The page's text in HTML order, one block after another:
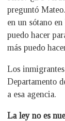
preguntó
en un sótano
puedo hacer
más puedo
Los
Departamento
a esa agencia.
La ley no es